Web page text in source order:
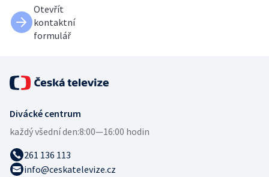
Otevřít
kontaktní
formulář
Divácké centrum
každý všední den:8:00—16:00 hodin
261 136 113
info@ceskatelevize.cz